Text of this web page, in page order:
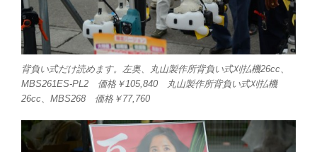
背負い式だけ読めます。左奥、丸山製作所背負い式刈払機26cc、
MBS261ES-PL2 価格￥105,840 丸山製作所背負い式刈払機
26cc、MBS268 価格￥77,760